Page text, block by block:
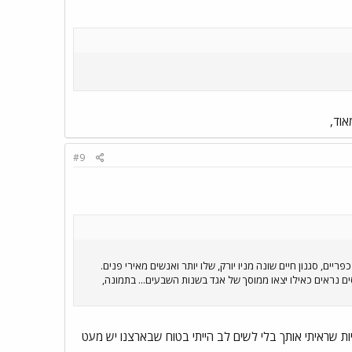
#9
סגנון חיים שונה מניו יורק, שלו יותר ואנשים מאירי פנים.
נראים כאילו יצאו ממוסך של אגד בשנות השבעים... בתמונה,
שראיתי אותך בלי לשים לב הייתי בטוח שבארצנו יש מעט